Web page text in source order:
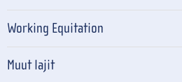
Working Equitation
Muut lajit